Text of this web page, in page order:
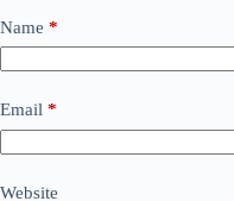
Name *
Email *
Website